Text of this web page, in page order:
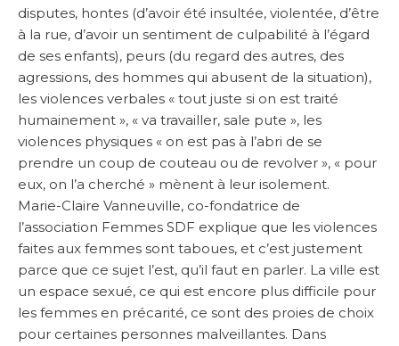
disputes, hontes (d’avoir été insultée, violentée, d’être
à la rue, d’avoir un sentiment de culpabilité à l’égard
de ses enfants), peurs (du regard des autres, des
agressions, des hommes qui abusent de la situation),
les violences verbales « tout juste si on est traité
humainement », « va travailler, sale pute », les
violences physiques « on est pas à l’abri de se
prendre un coup de couteau ou de revolver », « pour
eux, on l’a cherché » mènent à leur isolement.
Marie-Claire Vanneuville, co-fondatrice de
l’association Femmes SDF explique que les violences
faites aux femmes sont taboues, et c’est justement
parce que ce sujet l’est, qu’il faut en parler. La ville est
un espace sexué, ce qui est encore plus difficile pour
les femmes en précarité, ce sont des proies de choix
pour certaines personnes malveillantes. Dans